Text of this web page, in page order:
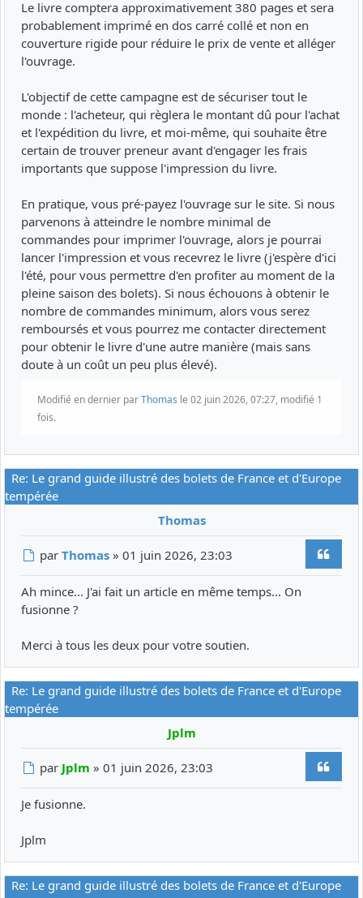
Le livre comptera approximativement 380 pages et sera
probablement imprimé en dos carré collé et non en
couverture rigide pour réduire le prix de vente et alléger
l'ouvrage.
L'objectif de cette campagne est de sécuriser tout le
monde : l'acheteur, qui règlera le montant dû pour l'achat
et l'expédition du livre, et moi-même, qui souhaite être
certain de trouver preneur avant d'engager les frais
importants que suppose l'impression du livre.
En pratique, vous pré-payez l'ouvrage sur le site. Si nous
parvenons à atteindre le nombre minimal de
commandes pour imprimer l'ouvrage, alors je pourrai
lancer l'impression et vous recevrez le livre (j'espère d'ici
l'été, pour vous permettre d'en profiter au moment de la
pleine saison des bolets). Si nous échouons à obtenir le
nombre de commandes minimum, alors vous serez
remboursés et vous pourrez me contacter directement
pour obtenir le livre d'une autre manière (mais sans
doute à un coût un peu plus élevé).
Modifié en dernier parThomas le 02 juin 2026, 07:27, modifié 1
fois.
Re: Le grand guide illustré des bolets de France et d'Europe
tempérée
Thomas
Message
parThomas »01 juin 2026, 23:03
Ah mince... J'ai fait un article en même temps... On
fusionne ?
Merci à tous les deux pour votre soutien.
Re: Le grand guide illustré des bolets de France et d'Europe
tempérée
Jplm
Message
par Jplm »01 juin 2026, 23:03
Je fusionne.
Jplm
Re: Le grand guide illustré des bolets de France et d'Europe